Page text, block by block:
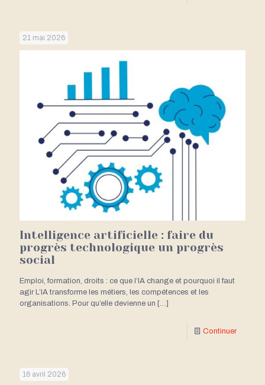
21 mai 2026
Intelligence artificielle : faire du
progrès technologique un progrès
social
Emploi, formation, droits : ce que l’IA change et pourquoi il faut
agir L’IA transforme les métiers, les compétences et les
organisations. Pour qu’elle devienne un […]
Continuer
16 avril 2026